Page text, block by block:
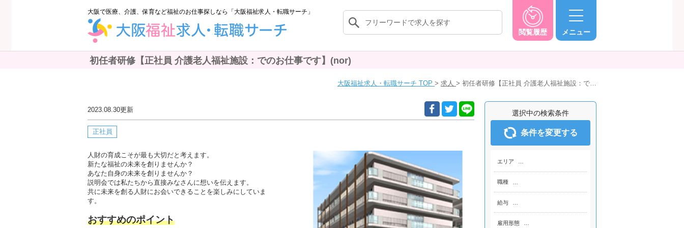
大阪で医療、介護、保育など福祉のお仕事探しなら「大阪福祉求人・転職サーチ」
閲覧履歴 メニュー
初任者研修【正社員 介護老人福祉施設：でのお仕事です】(nor)
大阪福祉求人・転職サーチ TOP 求人 初任者研修【正社員 介護老人福祉施設：で…
2023.08.30更新
正社員
人財の育成こそが最も大切だと考えます。
新たな福祉の未来を創りませんか？
あなた自身の未来を創りませんか？
説明会では私たちから直接みなさんに想いを伝えます。
共に未来を創る人財にお会いできることを楽しみにしていま
す。
おすすめのポイント
選択中の検索条件
条件を変更する
エリア
職種
給与
雇用形態